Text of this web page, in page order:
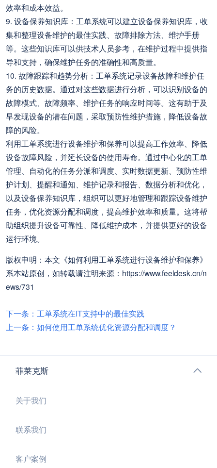
效率和成本效益。
9. 设备保养知识库：工单系统可以建立设备保养知识库，收
集和整理设备维护的最佳实践、故障排除方法、维护手册
等。这些知识库可以供技术人员参考，在维护过程中提供指
导和支持，确保维护任务的准确性和高质量。
10. 故障跟踪和趋势分析：工单系统记录设备故障和维护任
务的历史数据。通过对这些数据进行分析，可以识别设备的
故障模式、故障频率、维护任务的响应时间等。这有助于及
早发现设备的潜在问题，采取预防性维护措施，降低设备故
障的风险。
利用工单系统进行设备维护和保养可以提高工作效率、降低
设备故障风险，并延长设备的使用寿命。通过中心化的工单
管理、自动化的任务分派和调度、实时数据更新、预防性维
护计划、提醒和通知、维护记录和报告、数据分析和优化，
以及设备保养知识库，组织可以更好地管理和跟踪设备维护
任务，优化资源分配和调度，提高维护效率和质量。这将帮
助组织提升设备可靠性、降低维护成本，并提供更好的设备
运行环境。
版权申明：本文《如何利用工单系统进行设备维护和保养》
系本站原创，如转载请注明来源：https://www.feeldesk.cn/n
ews/731
下一条：工单系统在IT支持中的最佳实践
上一条：如何使用工单系统优化资源分配和调度？
菲莱克斯
关于我们
联系我们
客户案例